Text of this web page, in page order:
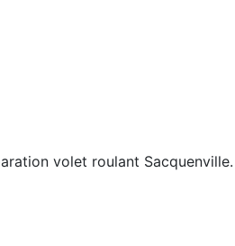
volet roulant Sacquenville.